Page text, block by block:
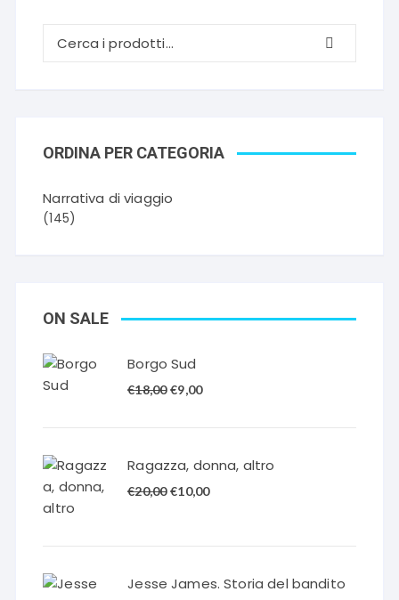
ORDINA PER CATEGORIA
Narrativa di viaggio
(145)
ON SALE
Borgo Sud
€18,00 Il
€18,00.
€9,00Il
€9,00.
Ragazza, donna, altro
€20,00 Il
€20,00.
€10,00Il
€10,00.
Jesse James. Storia del bandito